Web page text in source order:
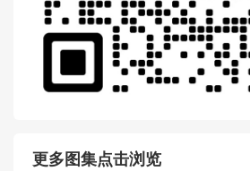
更多图集点击浏览